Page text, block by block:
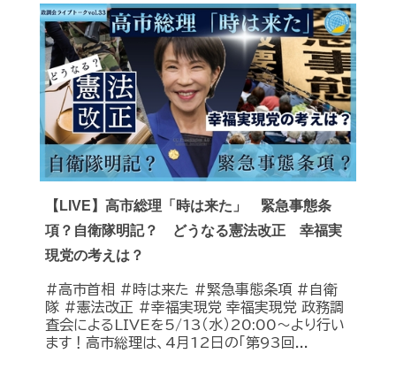
【LIVE】高市総理「時は来た」 緊急事態条
項？自衛隊明記？ どうなる憲法改正 幸福実
現党の考えは？
#高市首相 #時は来た #緊急事態条項 #自衛
隊 #憲法改正 #幸福実現党 幸福実現党 政務調
査会によるLIVEを5/13（水）20:00〜より行い
ます！高市総理は、4月12日の「第93回...